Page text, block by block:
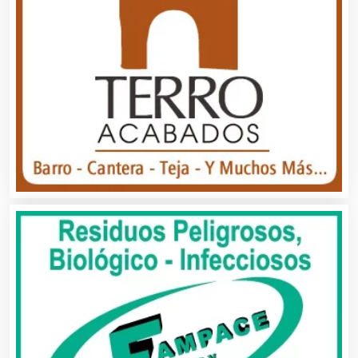
Automatización
Automóviles Nuevos y Usados
Autopartes Eléctricas
Avaluos
Balnearios
Bancos